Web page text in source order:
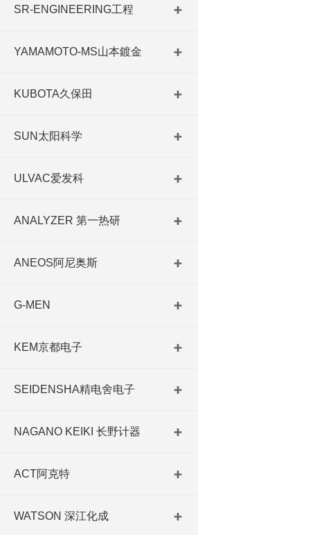
SR-ENGINEERING工程
YAMAMOTO-MS山本鍍金
KUBOTA久保田
SUN太阳科学
ULVAC爱发科
ANALYZER 第一热研
ANEOS阿尼奥斯
G-MEN
KEM京都电子
SEIDENSHA精电舍电子
NAGANO KEIKI 长野计器
ACT阿克特
WATSON 深江化成